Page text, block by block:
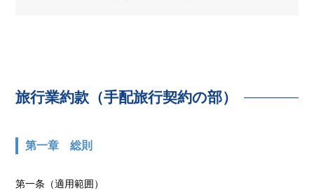
旅行業約款（手配旅行契約の部）
第一章 総則
第一条（適用範囲）